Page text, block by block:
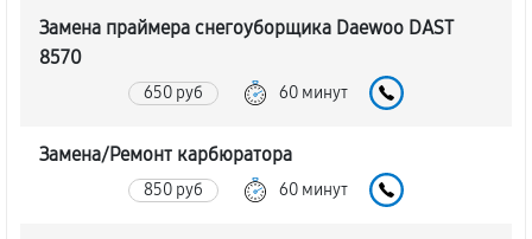
Замена праймера снегоуборщика Daewoo DAST
8570
650 руб 60 минут
Замена/Pемонт карбюратора
850 руб 60 минут